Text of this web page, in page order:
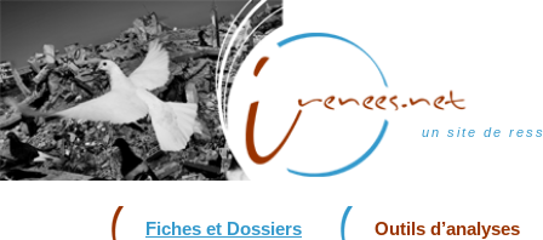
un site de
Fiches et Dossiers Outils d’analyses